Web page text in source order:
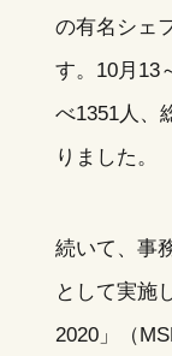
の有名シェ
す。10月13
べ1351人、
りました。
続いて、事
として実施
2020」（